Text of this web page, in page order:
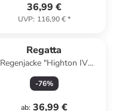
36,99 €
UVP: 116,90 €*
Regatta
Regenjacke "Highton IV
Stretch" in Dunkelblau
-76%
ab: 36,99 €